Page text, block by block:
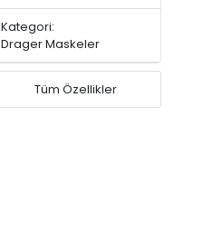
Kategori:
Drager Maskeler
Tüm Özellikler